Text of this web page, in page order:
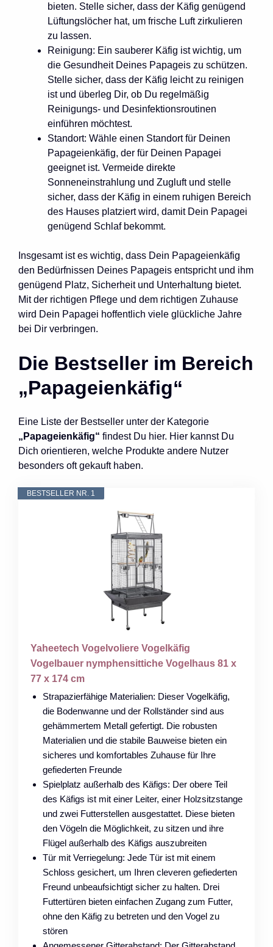
bieten. Stelle sicher, dass der Käfig genügend
Lüftungslöcher hat, um frische Luft zirkulieren
zu lassen.
Reinigung: Ein sauberer Käfig ist wichtig, um
die Gesundheit Deines Papageis zu schützen.
Stelle sicher, dass der Käfig leicht zu reinigen
ist und überleg Dir, ob Du regelmäßig
Reinigungs- und Desinfektionsroutinen
einführen möchtest.
Standort: Wähle einen Standort für Deinen
Papageienkäfig, der für Deinen Papagei
geeignet ist. Vermeide direkte
Sonneneinstrahlung und Zugluft und stelle
sicher, dass der Käfig in einem ruhigen Bereich
des Hauses platziert wird, damit Dein Papagei
genügend Schlaf bekommt.
Insgesamt ist es wichtig, dass Dein Papageienkäfig
den Bedürfnissen Deines Papageis entspricht und ihm
genügend Platz, Sicherheit und Unterhaltung bietet.
Mit der richtigen Pflege und dem richtigen Zuhause
wird Dein Papagei hoffentlich viele glückliche Jahre
bei Dir verbringen.
Die Bestseller im Bereich
„Papageienkäfig“
Eine Liste der Bestseller unter der Kategorie
„Papageienkäfig“ findest Du hier. Hier kannst Du
Dich orientieren, welche Produkte andere Nutzer
besonders oft gekauft haben.
BESTSELLER NR. 1
Yaheetech Vogelvoliere Vogelkäfig
Vogelbauer nymphensittiche Vogelhaus 81 x
77 x 174 cm
Strapazierfähige Materialien: Dieser Vogelkäfig,
die Bodenwanne und der Rollständer sind aus
gehämmertem Metall gefertigt. Die robusten
Materialien und die stabile Bauweise bieten ein
sicheres und komfortables Zuhause für Ihre
gefiederten Freunde
Spielplatz außerhalb des Käfigs: Der obere Teil
des Käfigs ist mit einer Leiter, einer Holzsitzstange
und zwei Futterstellen ausgestattet. Diese bieten
den Vögeln die Möglichkeit, zu sitzen und ihre
Flügel außerhalb des Käfigs auszubreiten
Tür mit Verriegelung: Jede Tür ist mit einem
Schloss gesichert, um Ihren cleveren gefiederten
Freund unbeaufsichtigt sicher zu halten. Drei
Futtertüren bieten einfachen Zugang zum Futter,
ohne den Käfig zu betreten und den Vogel zu
stören